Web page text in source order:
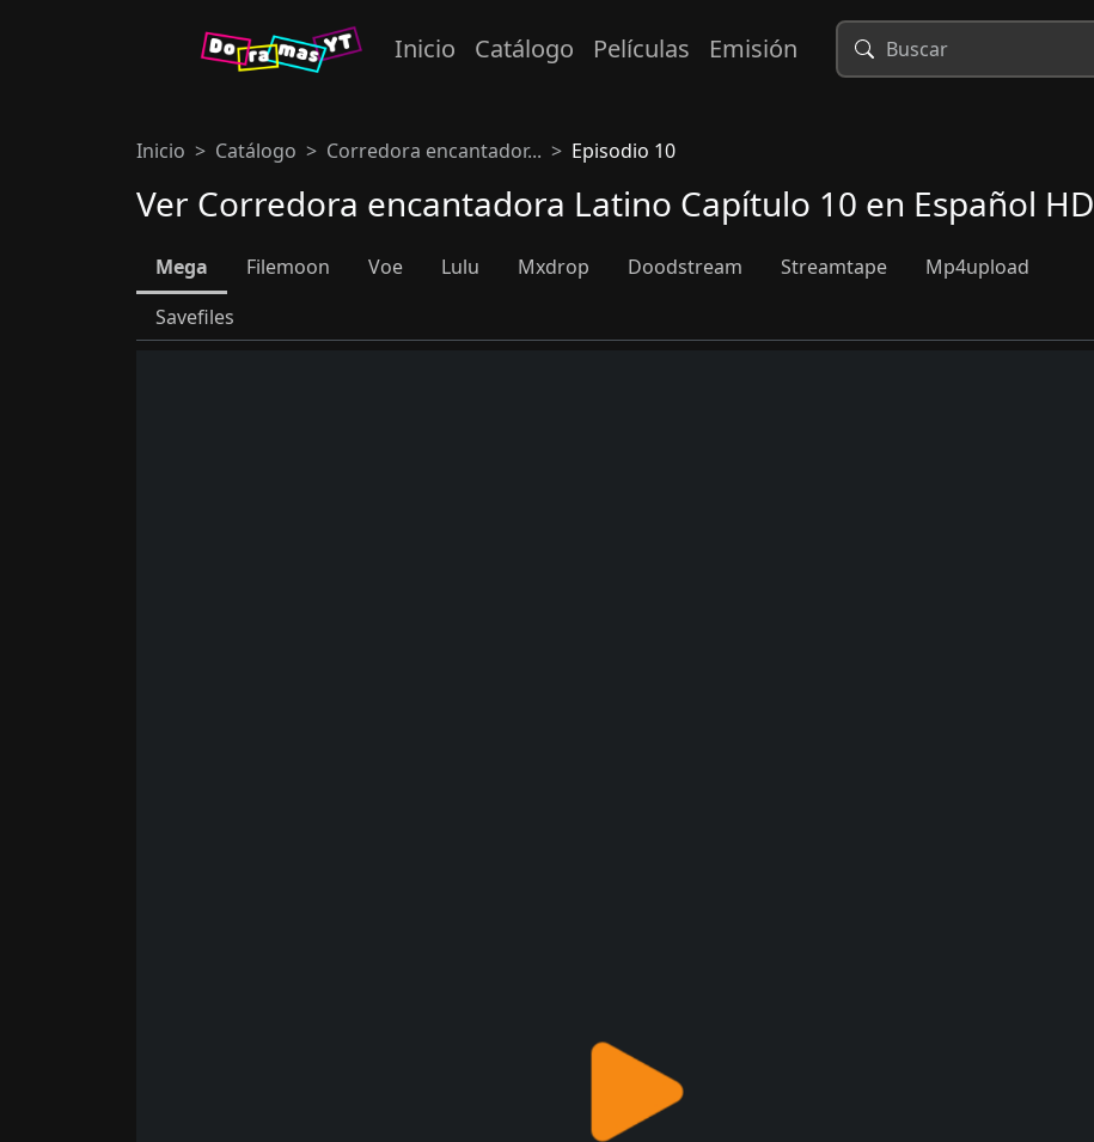
Inicio Catálogo Películas Emisión
Inicio Catálogo Corredora encantador... Episodio 10
Ver Corredora encantadora Latino Capítulo 10 en Español HD
Mega Filemoon Voe Lulu Mxdrop Doodstream Streamtape
Mp4upload
Savefiles